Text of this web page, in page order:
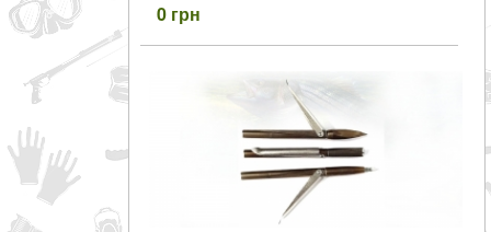
0 грн